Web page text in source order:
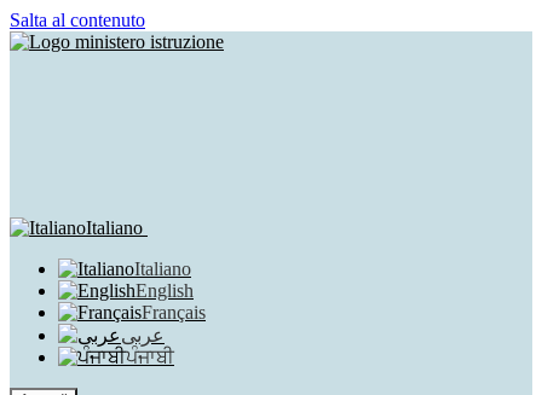
Salta al contenuto
Italiano
Italiano
English
Français
عربى
ਪੰਜਾਬੀ